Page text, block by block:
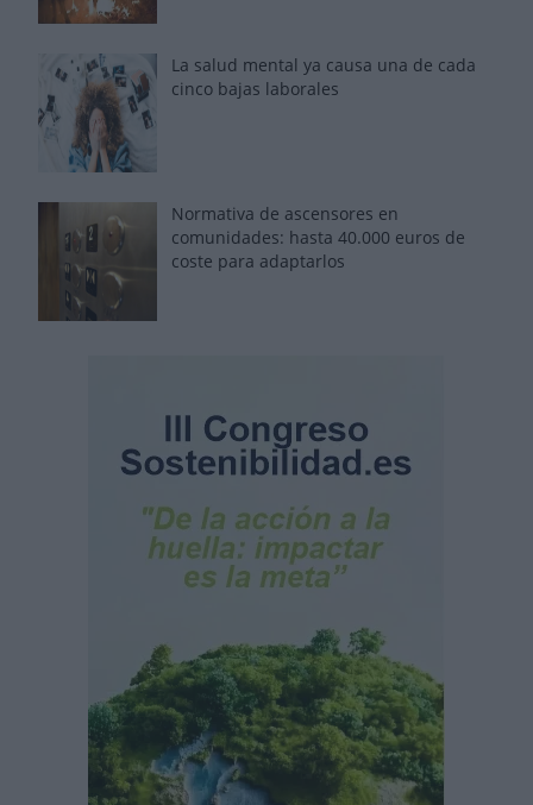
La salud mental ya causa una de cada
cinco bajas laborales
Normativa de ascensores en
comunidades: hasta 40.000 euros de
coste para adaptarlos